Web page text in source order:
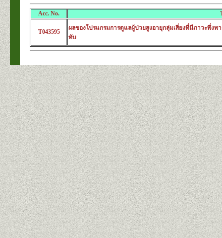
Acc. No.
T043595
ผลของโปรแกรมการดูแลผู้ป่วยสูงอายุกลุ่มเสี่ยงที่มีภาวะพึ่ง
ทับ